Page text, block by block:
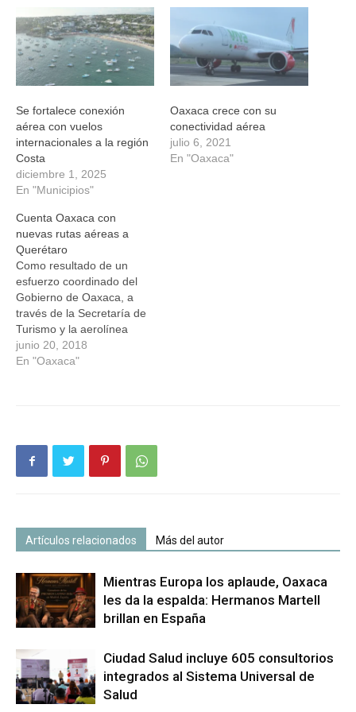
ventana
nueva)
una
ventana
nueva)
una
ventana
nueva)
una
nueva)
Se fortalece conexión
aérea con vuelos
internacionales a la región
Costa
diciembre 1, 2025
En "Municipios"
Oaxaca crece con su
conectividad aérea
julio 6, 2021
En "Oaxaca"
Cuenta Oaxaca con
nuevas rutas aéreas a
Querétaro
Como resultado de un
esfuerzo coordinado del
Gobierno de Oaxaca, a
través de la Secretaría de
Turismo y la aerolínea
Transportes Aéreos
Regionales (TAR), la
conectividad que fortalezca
junio 20, 2018
En "Oaxaca"
Artículos relacionados Más del autor
Mientras Europa los aplaude, Oaxaca
les da la espalda: Hermanos Martell
brillan en España
Ciudad Salud incluye 605 consultorios
integrados al Sistema Universal de
Salud